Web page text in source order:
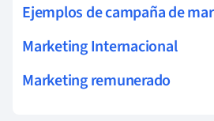
Ejemplos de campaña de
Marketing Internacional
Marketing remunerado